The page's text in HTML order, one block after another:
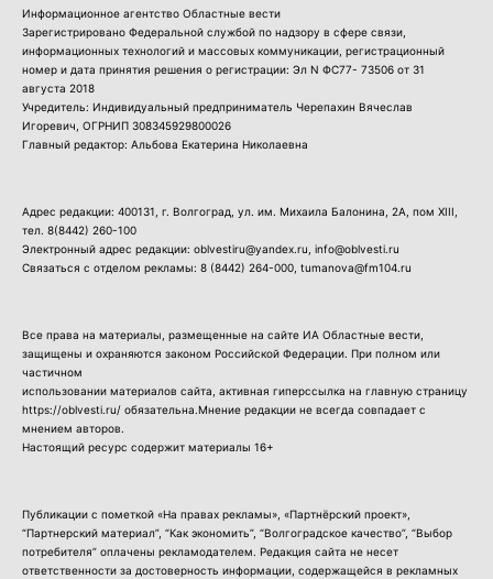
Информационное агентство Областные вести
Зарегистрировано Федеральной службой по надзору в сфере связи,
информационных технологий и массовых коммуникации, регистрационный
номер и дата принятия решения о регистрации: Эл N ФС77- 73506 от 31
августа 2018
Учредитель: Индивидуальный предприниматель Черепахин Вячеслав
Игоревич, ОГРНИП 308345929800026
Главный редактор: Альбова Екатерина Николаевна
Адрес редакции: 400131, г. Волгоград, ул. им. Михаила Балонина, 2А, пом XIII,
тел. 8(8442) 260-100
Электронный адрес редакции: oblvestiru@yandex.ru, info@oblvesti.ru
Связаться с отделом рекламы: 8 (8442) 264-000 , tumanova@fm104.ru
Все права на материалы, размещенные на сайте ИА Областные вести,
защищены и охраняются законом Российской Федерации. При полном или
частичном
использовании материалов сайта, активная гиперссылка на главную страницу
https://oblvesti.ru/ обязательна.Мнение редакции не всегда совпадает с
мнением авторов.
Настоящий ресурс содержит материалы 16+
Публикации с пометкой «На правах рекламы», «Партнёрский проект»,
“Партнерский материал”, “Как экономить”, “Волгоградское качество”, “Выбор
потребителя” оплачены рекламодателем. Редакция сайта не несет
ответственности за достоверность информации, содержащейся в рекламных